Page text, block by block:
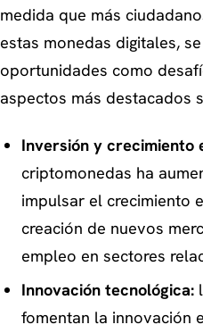
medida que más
estas monedas digitales,
oportunidades como
aspectos más destacados
Inversión y crecimiento
criptomonedas ha
impulsar el crecimiento
creación de nuevos
empleo en sectores
Innovación tecnológica:
fomentan la innovación